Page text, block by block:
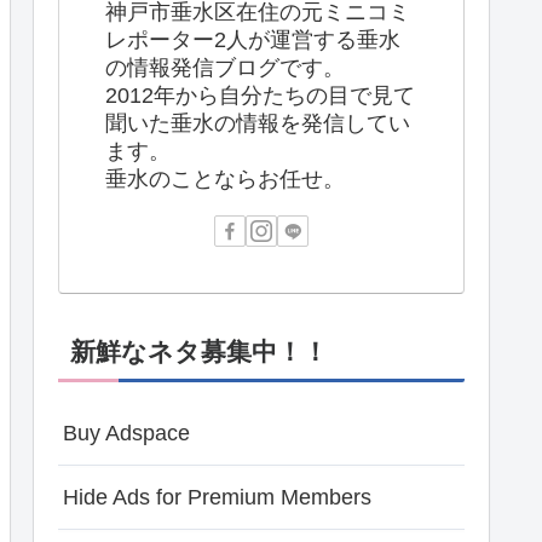
神戸市垂水区在住の元ミニコミ
レポーター2人が運営する垂水
の情報発信ブログです。
2012年から自分たちの目で見て
聞いた垂水の情報を発信してい
ます。
垂水のことならお任せ。
新鮮なネタ募集中！！
Buy Adspace
Hide Ads for Premium Members